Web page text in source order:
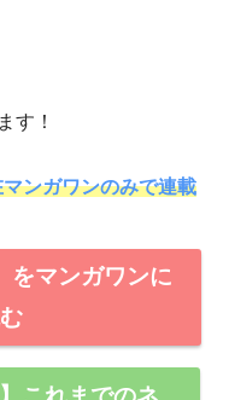
す！
ンガワンのみで連載
をマンガワンに